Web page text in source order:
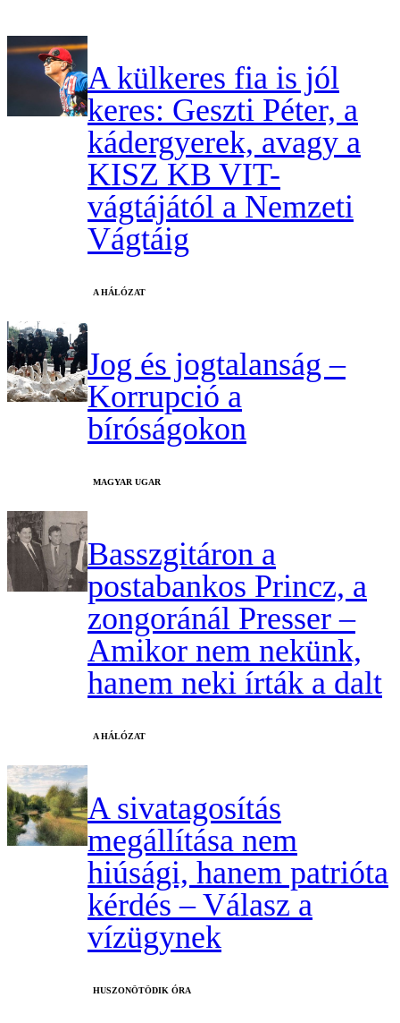
A külkeres fia is jól
keres: Geszti Péter, a
kádergyerek, avagy a
KISZ KB VIT-
vágtájától a Nemzeti
Vágtáig
A HÁLÓZAT
Jog és jogtalanság –
Korrupció a
bíróságokon
MAGYAR UGAR
Basszgitáron a
postabankos Princz, a
zongoránál Presser –
Amikor nem nekünk,
hanem neki írták a dalt
A HÁLÓZAT
A sivatagosítás
megállítása nem
hiúsági, hanem patrióta
kérdés – Válasz a
vízügynek
HUSZONÖTÖDIK ÓRA